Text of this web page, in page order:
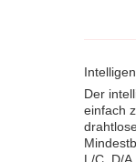
Der
einfach